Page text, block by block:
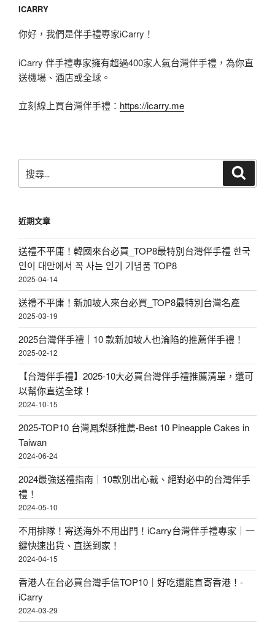
ICARRY
你好，我們是伴手禮專家iCarry！
iCarry 伴手禮專家擁有超過400家人氣台灣伴手禮，為你直
送機場、酒店或全球。
立刻線上買台灣伴手禮： https://icarry.me
尋
字:
近期文章
送禮不平庸！韓國來台必買_TOP8最特別台灣伴手禮 한국
인이 대만에서 꼭 사는 인기 기념품 TOP8
2025-04-14
送禮不平庸！新加坡人來台必買_TOP8最特別台灣名產
2025-03-19
2025台灣伴手禮｜10 款新加坡人也淪陷的推薦伴手禮！
2025-02-12
【台灣伴手禮】2025-10大必買台灣伴手禮推薦清單，還可
以幫你直送全球！
2024-10-15
2025-TOP10 台灣鳳梨酥推薦-Best 10 Pineapple Cakes in
Taiwan
2024-06-24
2024最強送禮指南｜10款別出心裁、絕對必中的台灣伴手
禮！
2024-05-10
不用排隊！寄送海外不用出門！iCarry台灣伴手禮專家｜一
鍵快速出貨、直送到家！
2024-04-15
香港人在台必買台灣手信TOP10｜好吃還能直寄香港！-
iCarry
2024-03-29